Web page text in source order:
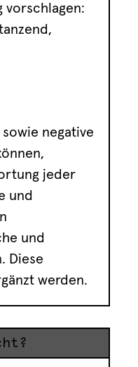
vorschlagen:
negative
jeder
und
und
Diese
werden.